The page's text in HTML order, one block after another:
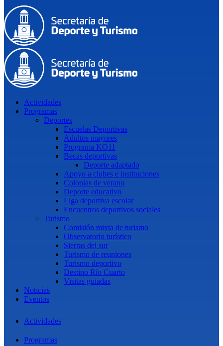
Actividades
Programas
Deportes
Escuelas Deportivas
Adultos mayores
Programa KO11
Becas deportivas
Deporte adaptado
Apoyo a clubes e instituciones
Colonias de verano
Deporte educativo
Liga deportiva escolar
Encuentros deportivos sociales
Turismo
Comisión mixta de turismo
Observatorio turístico
Sierras del sur
Turismo de reuniones
Turismo deportivo
Destino Río Cuarto
Visitas guiadas
Noticias
Eventos
Actividades
Programas